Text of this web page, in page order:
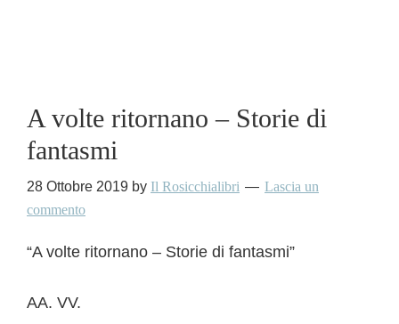
A volte ritornano – Storie di
fantasmi
28 Ottobre 2019 by Il Rosicchialibri
Lascia un
commento
“A volte ritornano – Storie di fantasmi”
AA. VV.